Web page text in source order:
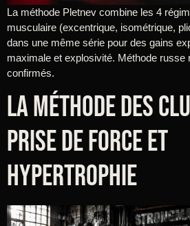
La méthode Pletnev combine les 4
musculaire (excentrique, isométrique,
dans une même série pour des gains
maximale et explosivité. Méthode russe
confirmés.
La méthode des
prise de force et
hypertrophie